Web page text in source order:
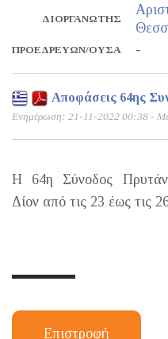
ΔΙΟΡΓΑΝΩΤΉΣ
ΠΡΟΕΔΡΕΎΩΝ/ΟΥΣΑ -
Αποφάσεις 64ης
Ενημέρωση: 21-11-2022 00:38 -
Η 64η Σύνοδος
Δίον από τις 23 έως τις
Επιστροφή